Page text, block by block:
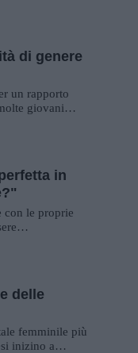
di genere
un rapporto
giovani
in
con le proprie
delle
femminile più
inizino a